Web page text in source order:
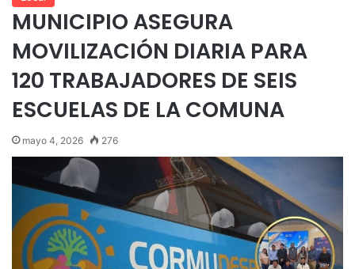
MUNICIPIO ASEGURA
MOVILIZACIÓN DIARIA PARA
120 TRABAJADORES DE SEIS
ESCUELAS DE LA COMUNA
mayo 4, 2026 276